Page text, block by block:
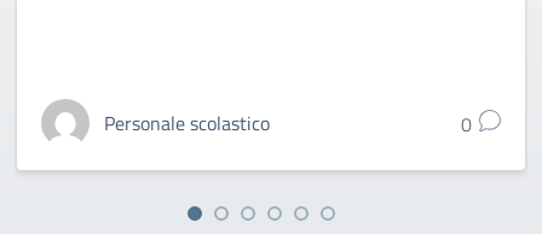
Personale scolastico 0